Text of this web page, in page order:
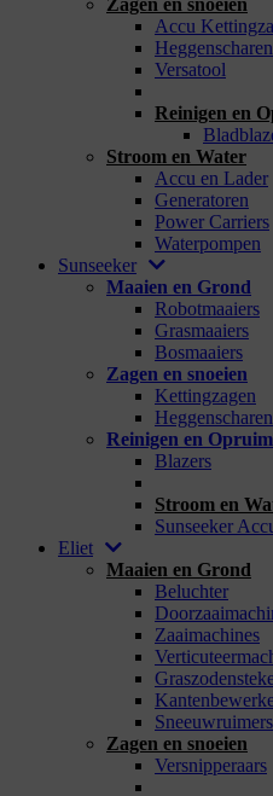
Accu
Heggenscharen
Versatool
Reinigen en
Stroom en Water
Accu en Lader
Generatoren
Power Carriers
Waterpompen
Sunseeker
Maaien en Grond
Robotmaaiers
Grasmaaiers
Bosmaaiers
Zagen en snoeien
Kettingzagen
Heggenscharen
Reinigen en
Blazers
Stroom en
Sunseeker
Eliet
Maaien en Grond
Beluchter
Zaaimachines
Sneeuwruimers
Zagen en snoeien
Versnipperaars